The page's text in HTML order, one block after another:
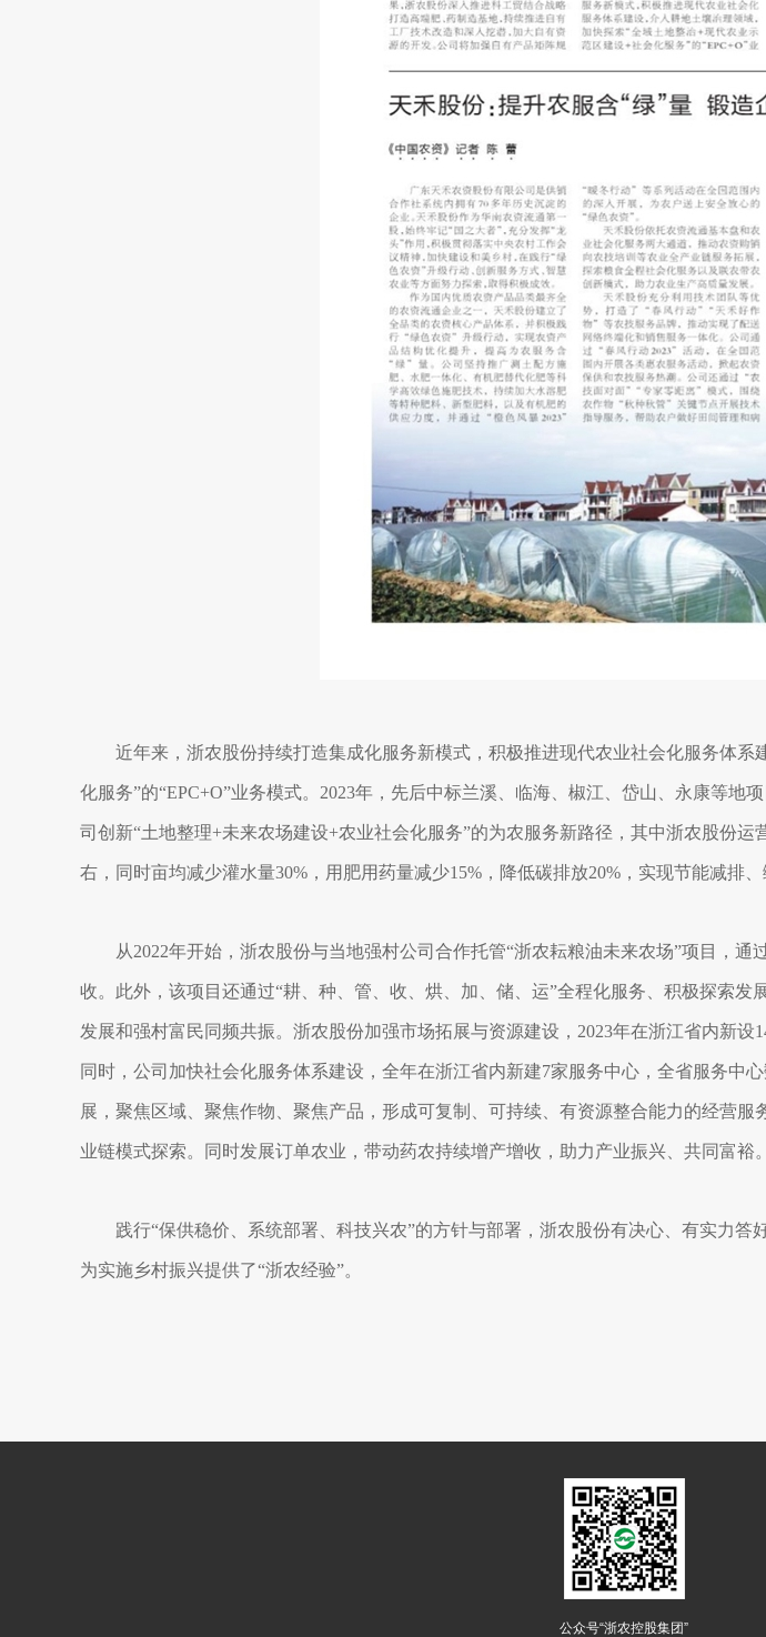
近年来，浙农股份持续打造集成化服务新模式，积极推进现代农业社会化服务体
化服务”的“EPC+O”业务模式。2023年，先后中标兰溪、临海、椒江、岱山、永康等
司创新“土地整理+未来农场建设+农业社会化服务”的为农服务新路径，其中浙农股份
右，同时亩均减少灌水量30%，用肥用药量减少15%，降低碳排放20%，实现节能减排
从2022年开始，浙农股份与当地强村公司合作托管“浙农耘粮油未来农场”项目，
收。此外，该项目还通过“耕、种、管、收、烘、加、储、运”全程化服务、积极探索
发展和强村富民同频共振。浙农股份加强市场拓展与资源建设，2023年在浙江省内新
同时，公司加快社会化服务体系建设，全年在浙江省内新建7家服务中心，全省服务中
展，聚焦区域、聚焦作物、聚焦产品，形成可复制、可持续、有资源整合能力的经营
业链模式探索。同时发展订单农业，带动药农持续增产增收，助力产业振兴、共同富裕。
践行“保供稳价、系统部署、科技兴农”的方针与部署，浙农股份有决心、有实力
为实施乡村振兴提供了“浙农经验”。
公众号“浙农控股集团”